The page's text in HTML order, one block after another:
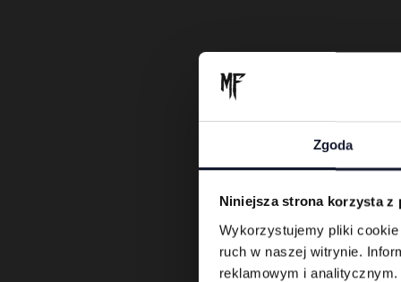
Zgoda
Niniejsza strona korzysta z
Wykorzystujemy pliki
ruch w naszej witrynie.
reklamowym i